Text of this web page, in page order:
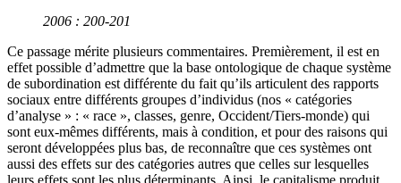
2006 : 200-201
Ce passage mérite plusieurs commentaires. Premièrement, il est en
effet possible d’admettre que la base ontologique de chaque système
de subordination est différente du fait qu’ils articulent des rapports
sociaux entre différents groupes d’individus (nos « catégories
d’analyse » : « race », classes, genre, Occident/Tiers-monde) qui
sont eux-mêmes différents, mais à condition, et pour des raisons qui
seront développées plus bas, de reconnaître que ces systèmes ont
aussi des effets sur des catégories autres que celles sur lesquelles